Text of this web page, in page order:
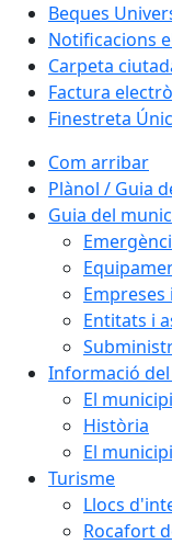
Beques
Notificacions
Carpeta
Factura
Finestreta
Com arribar
Plànol / Guia
Guia del
Entitats i
Informació
El municipi
Història
El
Turisme
Llocs
Rocafort